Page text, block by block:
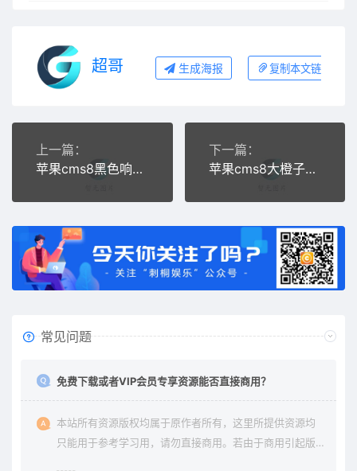
超哥 生成海报 复制本文链接
上一篇：
苹果cms8黑色响应式模板（含整站源码）
下一篇：
苹果cms8大橙子主题
常见问题
免费下载或者VIP会员专享资源能否直接商用？
本站所有资源版权均属于原作者所有，这里所提供资源均
只能用于参考学习用，请勿直接商用。若由于商用引起版